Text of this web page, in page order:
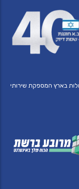
בארץ המספקת שירותי